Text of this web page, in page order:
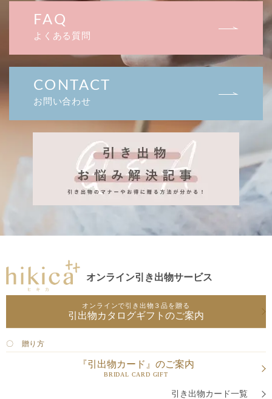
FAQ
よくある質問
CONTACT
お問い合わせ
オンライン引き出物サービス
オンラインで引き出物３品を贈る
引出物カタログギフトのご案内
〇 贈り方
『引出物カード』のご案内
BRIDAL CARD GIFT
引き出物カード一覧